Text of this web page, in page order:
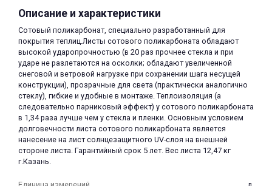
Описание и характеристики
Сотовый поликарбонат, специально разработанный для
покрытия теплиц.Листы сотового поликарбоната обладают
высокой ударопрочностью (в 20 раз прочнее стекла и при
ударе не разлетаются на осколки; обладают увеличенной
снеговой и ветровой нагрузке при сохранении шага несущей
конструкции), прозрачные для света (практически аналогично
стеклу), гибкие и удобные в монтаже. Теплоизоляция (а
следовательно парниковый эффект) у сотового поликарбоната
в 1,34 раза лучше чем у стекла и пленки. Основным условием
долговечности листа сотового поликарбоната является
нанесение на лист солнцезащитного UV-слоя на внешней
стороне листа. Гарантийный срок 5 лет. Вес листа 12,47 кг
г.Казань.